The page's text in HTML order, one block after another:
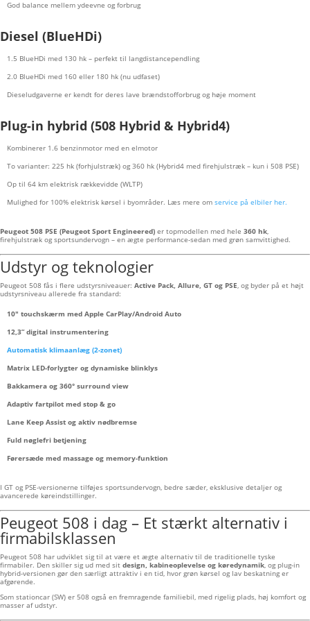
God balance mellem ydeevne og forbrug
Diesel (BlueHDi)
1.5 BlueHDi med 130 hk – perfekt til langdistancependling
2.0 BlueHDi med 160 eller 180 hk (nu udfaset)
Dieseludgaverne er kendt for deres lave brændstofforbrug og høje moment
Plug-in hybrid (508 Hybrid & Hybrid4)
Kombinerer 1.6 benzinmotor med en elmotor
To varianter: 225 hk (forhjulstræk) og 360 hk (Hybrid4 med firehjulstræk – kun i 508 PSE)
Op til 64 km elektrisk rækkevidde (WLTP)
Mulighed for 100% elektrisk kørsel i byområder. Læs mere om service på elbiler her.
Peugeot 508 PSE (Peugeot Sport Engineered) er topmodellen med hele 360 hk
firehjulstræk og sportsundervogn – en ægte performance-sedan med grøn samvittighed.
Udstyr og teknologier
Peugeot 508 fås i flere udstyrsniveauer: Active Pack, Allure, GT og PSE , og byder på et højt
udstyrsniveau allerede fra standard:
10" touchskærm med Apple CarPlay/Android Auto
12,3” digital instrumentering
Automatisk klimaanlæg (2-zonet)
Matrix LED-forlygter og dynamiske blinklys
Bakkamera og 360° surround view
Adaptiv fartpilot med stop & go
Lane Keep Assist og aktiv nødbremse
Fuld nøglefri betjening
Førersæde med massage og memory-funktion
I GT og PSE-versionerne tilføjes sportsundervogn, bedre sæder, eksklusive detaljer og
avancerede køreindstillinger.
Peugeot 508 i dag – Et stærkt alternativ i
firmabilsklassen
Peugeot 508 har udviklet sig til at være et ægte alternativ til de traditionelle tyske
firmabiler. Den skiller sig ud med sit design, kabineoplevelse og køredynamik , og plug-in
hybrid-versionen gør den særligt attraktiv i en tid, hvor grøn kørsel og lav beskatning er
afgørende.
Som stationcar (SW) er 508 også en fremragende familiebil, med rigelig plads, høj komfort og
masser af udstyr.